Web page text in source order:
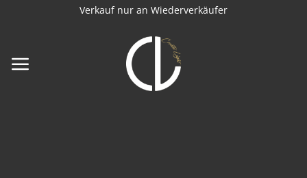
Verkauf nur an Wiederverkäufer